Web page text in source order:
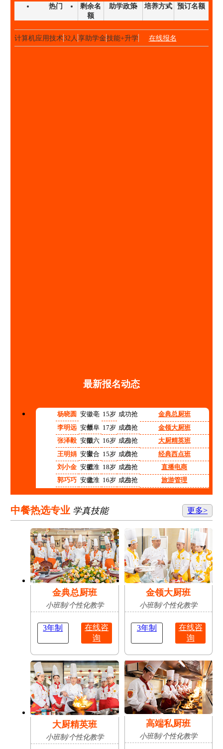
热门
剩余名
额
助学政策 培养方式 预订名额
时尚西点班23人 享助学金技能+升学 在线报名
金典总厨班20人享助学金技能+升学 在线报名
计算机应用技术32人 享助学金技能+升学 在线报名
最新报名动态
杨晓圆
安徽亳
州
15岁 成功抢
占
金典总厨班
李明远 安徽阜
阳
17岁 成功抢
占
金领大厨班
张泽毅 安徽六
安
16岁 成功抢
占
大厨精英班
王明娟 安徽合
肥
15岁 成功抢
占
经典西点班
刘小金 安徽淮
北
18岁 成功抢
占
直播电商
郭巧巧
安徽淮
南
16岁 成功抢
占
旅游管理
程红红 安徽铜
陵
14岁 成功抢
高中阶段预备技师班
张志强 安徽宿
州
15岁
占
计算机应用技术
李涛
安徽合
肥
17岁 成功抢
机电技术应用
陈志豪 安徽亳
州
16岁 成功抢
占
无人机应用技术
中餐热选专业 学真技能 更多>
金典总厨班
小班制/个性化教学
3年制
在线咨
询
金领大厨班
小班制/个性化教学
3年制
在线咨
询
大厨精英班
小班制/个性化教学
高端私厨班
小班制/个性化教学